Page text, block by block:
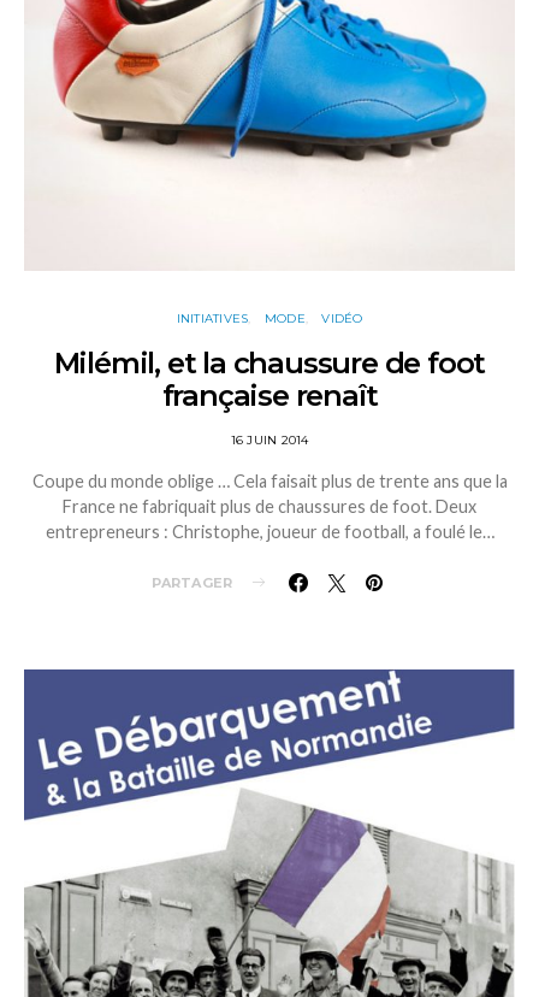
INITIATIVES MODE VIDÉO
Milémil, et la chaussure de foot
française renaît
16 JUIN 2014
Coupe du monde oblige … Cela faisait plus de trente ans que la
France ne fabriquait plus de chaussures de foot. Deux
entrepreneurs : Christophe, joueur de football, a foulé le…
PARTAGER